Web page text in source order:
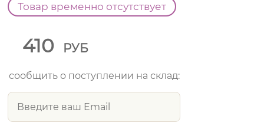
Товар временно отсутствует
410 РУБ
сообщить о поступлении на склад: